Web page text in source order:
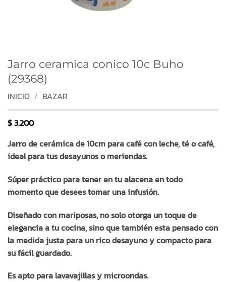
Jarro ceramica conico 10c Buho
(29368)
INICIO / BAZAR
$3.200
Jarro de cerámica de 10cm para café con leche, té o café,
ideal para tus desayunos o meriendas.
Súper práctico para tener en tu alacena en todo
momento que desees tomar una infusión.
Diseñado con mariposas, no solo otorga un toque de
elegancia a tu cocina, sino que también esta pensado con
la medida justa para un rico desayuno y compacto para
su fácil guardado.
Es apto para lavavajillas y microondas.